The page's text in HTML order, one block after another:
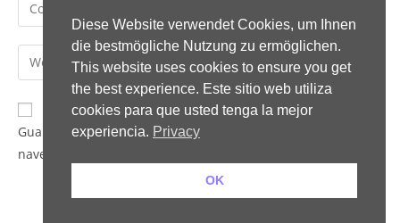
Guarda mi nombre, correo electrónico y web en este
navegador para la próxima vez que comente.
Diese Website verwendet Cookies, um Ihnen
die bestmögliche Nutzung zu ermöglichen.
This website uses cookies to ensure you get
the best experience. Este sitio web utiliza
cookies para que usted tenga la mejor
experiencia. Privacy
OK